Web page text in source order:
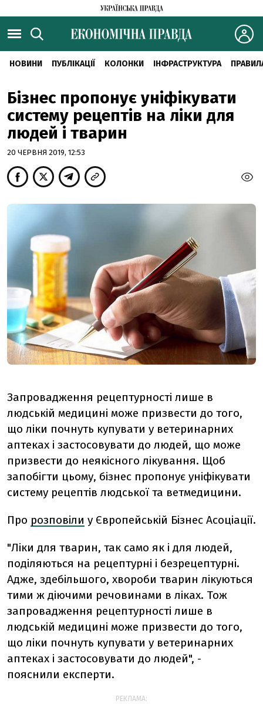
НОВИНИ ПУБЛІКАЦІЇ КОЛОНКИ ІНФРАСТРУКТУРА
Бізнес пропонує уніфікувати
систему рецептів на ліки для
людей і тварин
20 ЧЕРВНЯ 2019, 12:53
Запровадження рецептурності лише в
людській медицині може призвести до того,
що ліки почнуть купувати у ветеринарних
аптеках і застосовувати до людей, що може
призвести до неякісного лікування. Щоб
запобігти цьому, бізнес пропонує уніфікувати
систему рецептів людської та ветмедицини.
Про розповіли у Європейській Бізнес Асоціації.
"Ліки для тварин, так само як і для людей,
поділяються на рецептурні і безрецептурні.
Адже, здебільшого, хвороби тварин лікуються
тими ж діючими речовинами в ліках. Тож
запровадження рецептурності лише в
людській медицині може призвести до того,
що ліки почнуть купувати у ветеринарних
аптеках і застосовувати до людей", -
пояснили експерти.
РЕКЛАМА: